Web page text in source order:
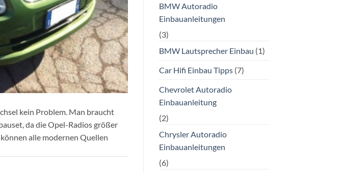
kein Problem. Man braucht
da die Opel-Radios größer
alle modernen Quellen
BMW Autoradio
Einbauanleitungen
(3)
BMW Lautsprecher Einbau (1)
Car Hifi Einbau Tipps(7)
Chevrolet Autoradio
Einbauanleitung
(2)
Chrysler Autoradio
Einbauanleitungen
(6)